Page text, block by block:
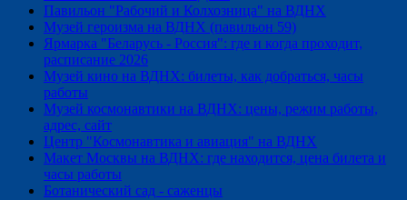
Павильон "Рабочий и Колхозница" на ВДНХ
Музей героизма на ВДНХ (павильон 59)
Ярмарка "Беларусь - Россия": где и когда проходит,
расписание 2026
Музей кино на ВДНХ: билеты, как добраться, часы
работы
Музей космонавтики на ВДНХ: цены, режим работы,
адрес, сайт
Центр "Космонавтика и авиация" на ВДНХ
Макет Москвы на ВДНХ: где находится, цена билета и
часы работы
Ботанический сад - саженцы